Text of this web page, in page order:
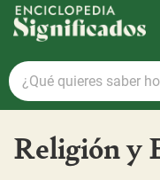
Enciclopedia Significados
¿Qué
quieres
saber
hoy?
Religión y